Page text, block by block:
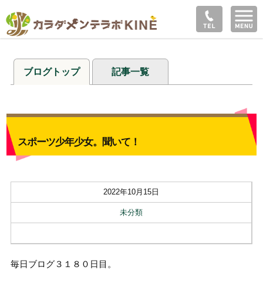
ブログトップ 記事一覧
スポーツ少年少女。聞いて！
2022年10月15日
未分類
毎日ブログ３１８０日目。